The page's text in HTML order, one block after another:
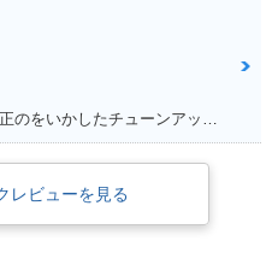
満足ポイント:何もかもがスゴイ。純正のをいかしたチューンアップをしながら12年くらい乗っている。
レビューを見る